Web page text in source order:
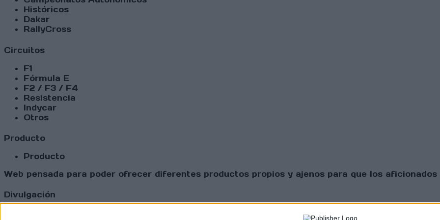
Históricos
Dakar
RallyCross
Circuitos
F1
Fórmula E
F2 / F3 / F4
Resistencia
Indycar
Otros
Producto
Producto
Web pensada para poder ofrecer diferentes productos propios y ajenos para que los
Divulgación